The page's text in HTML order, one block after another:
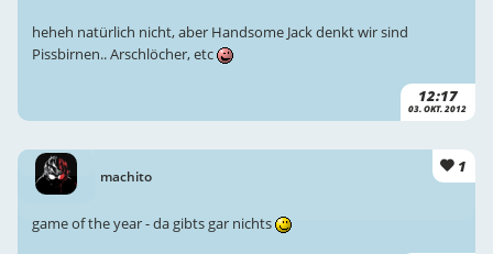
12:17
03. OKT. 2012
heheh natürlich nicht, aber Handsome Jack denkt wir sind
Pissbirnen.. Arschlöcher, etc
machito
1
game of the year - da gibts gar nichts